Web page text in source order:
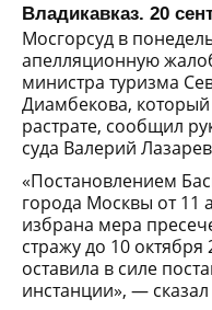
Владикавказ. 20
Мосгорсуд в
апелляционную
министра туризма
Диамбекова,
растрате, сообщил
суда Валерий
«Постановлением
города Москвы от 11
избрана мера
стражу до 10
оставила в силе
инстанции», —